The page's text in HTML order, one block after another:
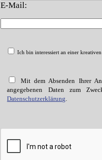
E-Mail:
Ich bin interessiert an einer
Mit dem Absenden Ihrer
angegebenen Daten zum
Datenschutzerklärung.